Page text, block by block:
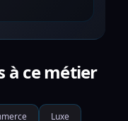
à ce métier
Luxe